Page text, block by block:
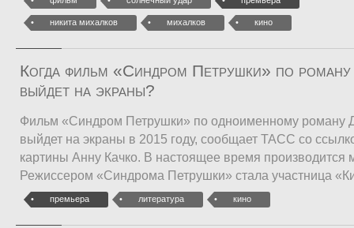
никита михалков михалков кино
Когда фильм «Синдром Петрушки» по
выйдет на экраны?
Фильм «Синдром Петрушки» по одноименному роману
выйдет на экраны в 2015 году, сообщает ТАСС со
картины Анну Качко. В настоящее время производится
Режиссером «Синдрома Петрушки» стала участница
премьера литература кино